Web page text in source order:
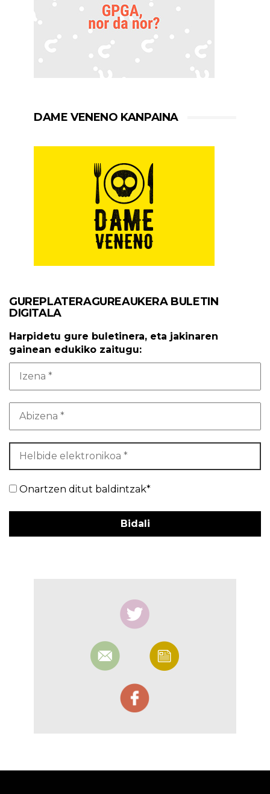
DAME VENENO KANPAINA
GUREPLATERAGUREAUKERA BULETIN
DIGITALA
Harpidetu gure buletinera, eta jakinaren
gainean edukiko zaitugu:
Onartzen ditut baldintzak*